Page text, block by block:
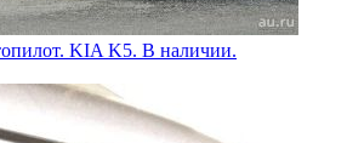
KIA K5. В наличии.